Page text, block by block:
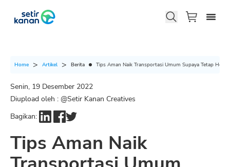
Home Artikel Berita Tips Aman Naik Transportasi Umum Supaya Tetap
Senin, 19 Desember 2022
Diupload oleh : @Setir Kanan Creatives
Bagikan:
Tips Aman Naik